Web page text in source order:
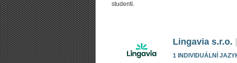
studenti.
Lingavia s.r.o.
1 INDIVIDUÁLNÍ